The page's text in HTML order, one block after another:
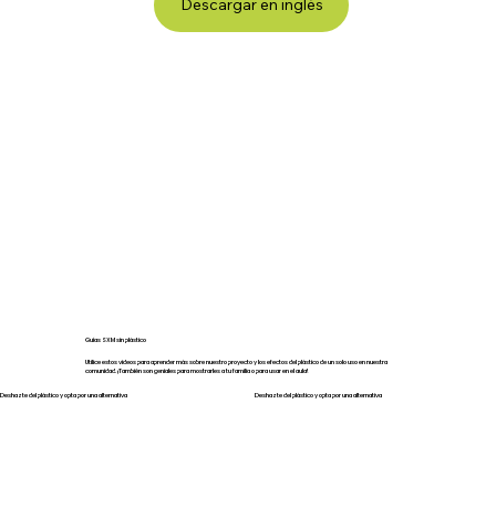
Guías SXM sin plástico
Utilice estos videos para aprender más sobre nuestro proyecto y los efectos del plástico de un solo uso en nuestra
comunidad. ¡También son geniales para mostrarles a tu familia o para usar en el aula!
Deshazte del plástico y opta por una alternativa Deshazte del plástico y opta por una alternativa
Descargar en inglés